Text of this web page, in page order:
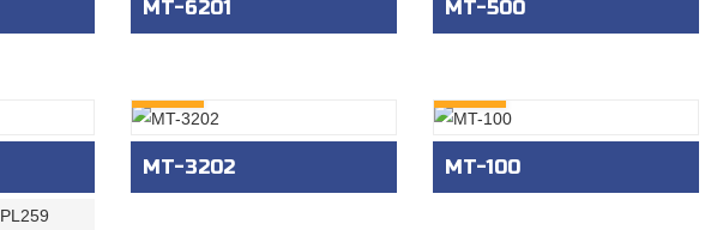
MT-6201 MT-500
PL259
MT-3202 MT-100